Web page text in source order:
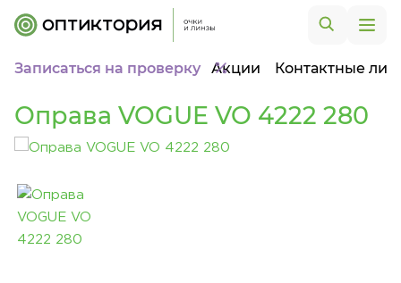
Записаться на проверку Акции Контактные
Оправа VOGUE VO 4222 280